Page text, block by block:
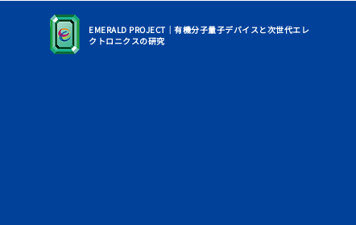
EMERALD PROJECT｜有機分子量子デバイスと次世代エレ
クトロニクスの研究